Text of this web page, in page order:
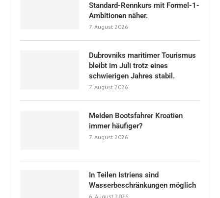
Standard-Rennkurs mit Formel-1-
Ambitionen näher.
7. August 2026
Dubrovniks maritimer Tourismus
bleibt im Juli trotz eines
schwierigen Jahres stabil.
7. August 2026
Meiden Bootsfahrer Kroatien
immer häufiger?
7. August 2026
In Teilen Istriens sind
Wasserbeschränkungen möglich
6. August 2026